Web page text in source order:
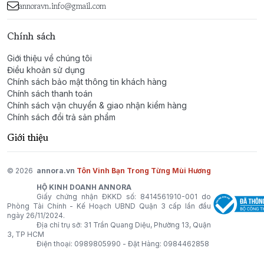
nổi bật, phù hợp trong các buổi tiệc tối, sự kiện quan
trọng hay khi muốn gây ấn tượng mạnh mẽ.
annoravn.info@gmail.com
Chính sách
Giới thiệu về chúng tôi
Điều khoản sử dụng
Chính sách bảo mật thông tin khách hàng
Chính sách thanh toán
Chính sách vận chuyển & giao nhận kiểm hàng
Chính sách đổi trả sản phẩm
Giới thiệu
© 2026 annora.vn Tôn Vinh Bạn Trong Từng Mùi Hương
HỘ KINH DOANH ANNORA
Giấy chứng nhận ĐKKD số: 8414561910-001 do
Phòng Tài Chính - Kế Hoạch UBND Quận 3 cấp lần đầu
ngày 26/11/2024.
Địa chỉ trụ sở: 31 Trần Quang Diệu, Phường 13, Quận
3, TP HCM
Điện thoại: 0989805990 - Đặt Hàng: 0984462858